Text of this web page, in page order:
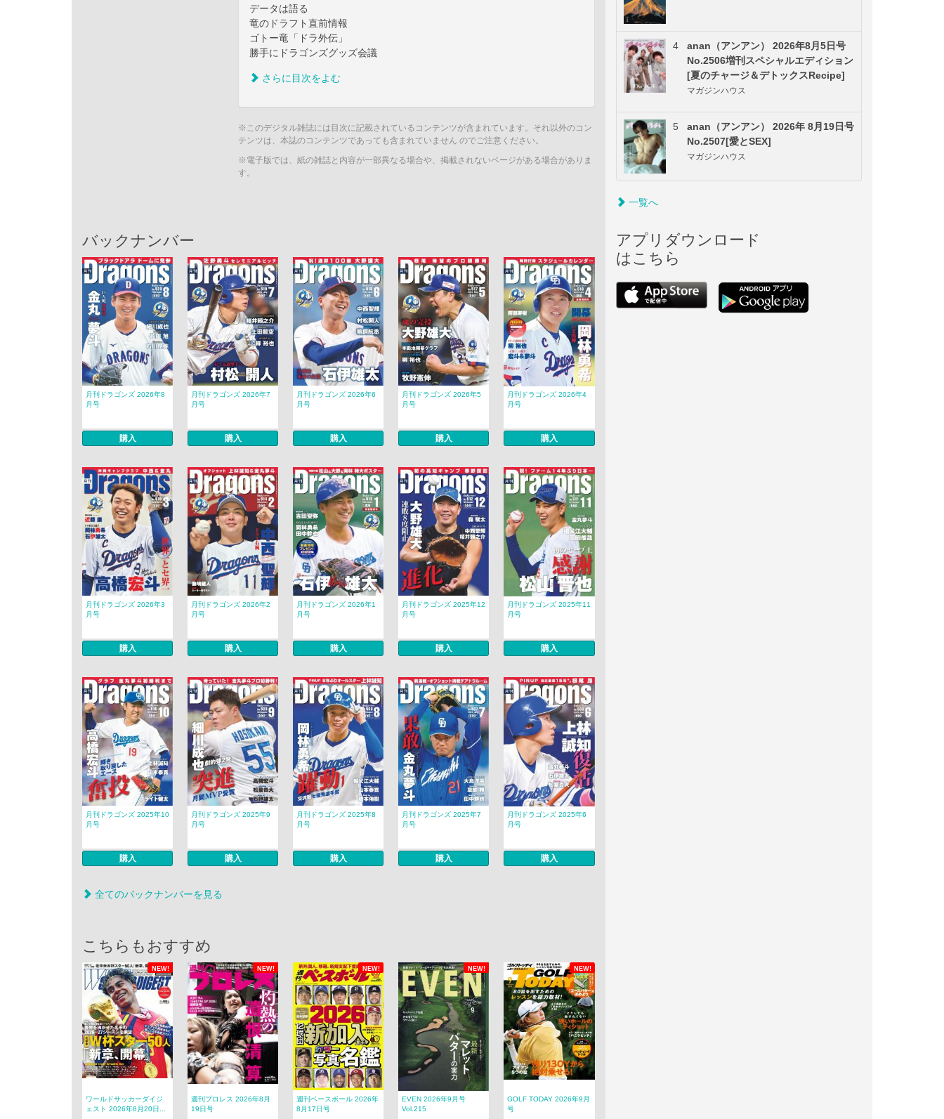
データは語る
竜のドラフト直前情報
ゴトー竜「ドラ外伝」
勝手にドラゴンズグッズ会議
さらに目次をよむ
※このデジタル雑誌には目次に記載されているコンテンツが含まれています。それ以外のコン
テンツは、本誌のコンテンツであっても含まれていません のでご注意ください。
※電子版では、紙の雑誌と内容が一部異なる場合や、掲載されないページがある場合がありま
す。
バックナンバー
月刊ドラゴンズ 2026年8
月号
購入
月刊ドラゴンズ 2026年7
月号
購入
月刊ドラゴンズ 2026年6
月号
購入
月刊ドラゴンズ 2026年5
月号
購入
月刊ドラゴンズ 2026年4
月号
購入
月刊ドラゴンズ 2026年3
月号
購入
月刊ドラゴンズ 2026年2
月号
購入
月刊ドラゴンズ 2026年1
月号
購入
月刊ドラゴンズ 2025年12
月号
購入
月刊ドラゴンズ 2025年11
月号
購入
月刊ドラゴンズ 2025年10
月号
購入
月刊ドラゴンズ 2025年9
月号
購入
月刊ドラゴンズ 2025年8
月号
購入
月刊ドラゴンズ 2025年7
月号
購入
月刊ドラゴンズ 2025年6
月号
購入
全てのバックナンバーを見る
こちらもおすすめ
NEW! NEW! NEW! NEW! NEW!
ワールドサッカーダイジ
ェスト 2026年8月20日...
週刊プロレス 2026年8月
19日号
週刊ベースボール 2026年
8月17日号
EVEN 2026年9月号
Vol.215
GOLF TODAY 2026年9月
号
4
anan（アンアン） 2026年8月5日号
No.2506増刊スペシャルエディション
[夏のチャージ＆デトックスRecipe]
マガジンハウス
5
anan（アンアン） 2026年 8月19日号
No.2507[愛とSEX]
マガジンハウス
一覧へ
アプリダウンロード
はこちら